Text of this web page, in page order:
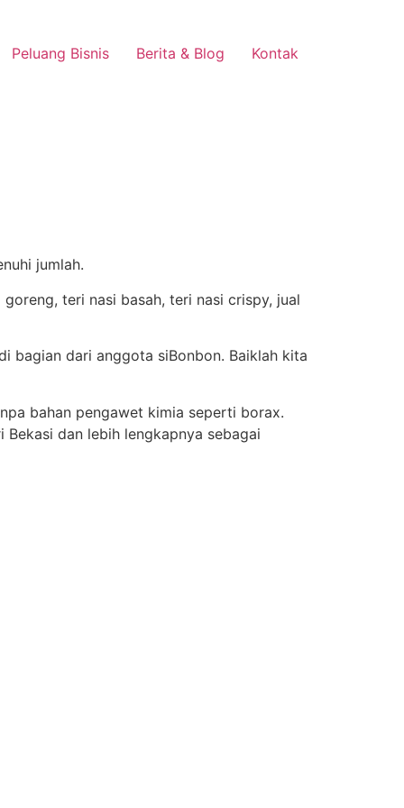
Peluang Bisnis Berita & Blog Kontak
jumlah.
bagian dari anggota siBonbon. Baiklah kita
bahan pengawet kimia seperti borax.
dan lebih lengkapnya sebagai